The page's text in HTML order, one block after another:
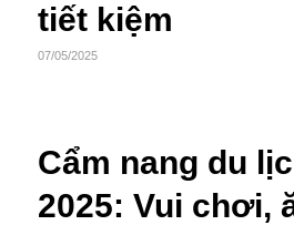
tiết kiệm
07/05/2025
Cẩm nang du
2025: Vui chơi,